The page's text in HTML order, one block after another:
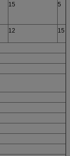
15 5
12 15